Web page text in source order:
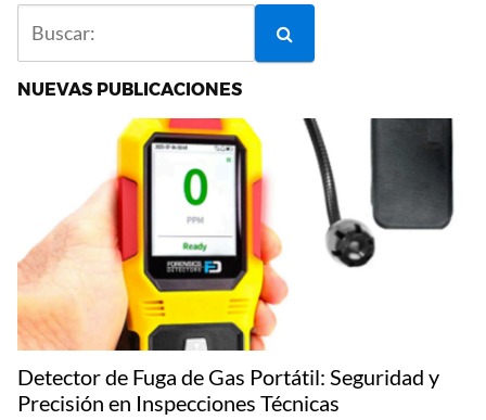
NUEVAS PUBLICACIONES
Detector de Fuga de Gas Portátil: Seguridad y
Precisión en Inspecciones Técnicas